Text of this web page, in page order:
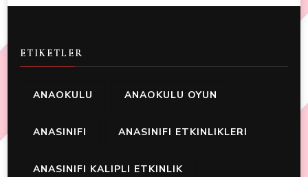
ETIKETLER
ANAOKULU ANAOKULU OYUN
ANASINIFI ANASINIFI ETKINLIKLERI
ANASINIFI KALIPLI ETKINLIK